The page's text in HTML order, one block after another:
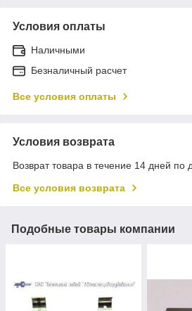
Условия оплаты
Наличными
Безналичный расчет
Все условия оплаты
Условия возврата
Возврат товара в течение 14 дней по
Все условия возврата
Подобные товары компании